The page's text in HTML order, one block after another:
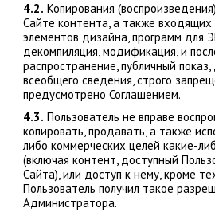
4.2. Копирования
Сайте контента, а также входящих
элементов дизайна, программ для
декомпиляция, модификация, и
распространение, публичный
всеобщего сведения, строго
предусмотрено Соглашением.
4.3. Пользователь не вправе
копировать, продавать, а также
либо коммерческих целей какие-
(включая контент, доступный
Сайта), или доступ к нему, кроме
Пользователь получил такое
Администратора.